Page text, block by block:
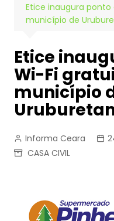
Etice inaugura
município de
Etice
Wi-Fi
município
Informa Ceara
CASA CIVIL